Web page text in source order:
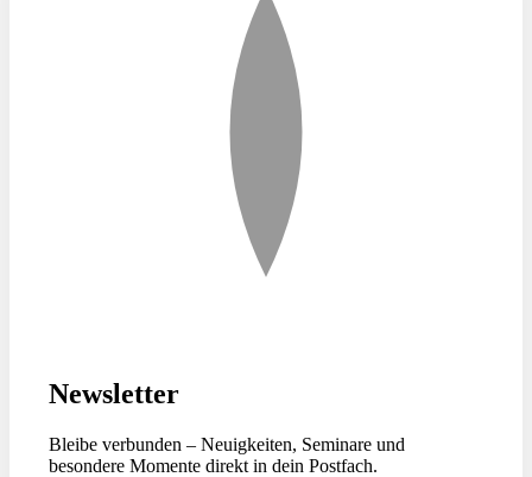
Newsletter
Bleibe verbunden – Neuigkeiten, Seminare und
besondere Momente direkt in dein Postfach.